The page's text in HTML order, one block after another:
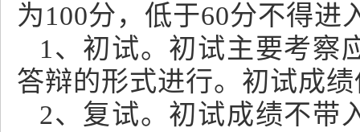
为100分，低于60分不得进
1、初试。初试主要考察
答辩的形式进行。初试成
2、复试。初试成绩不带